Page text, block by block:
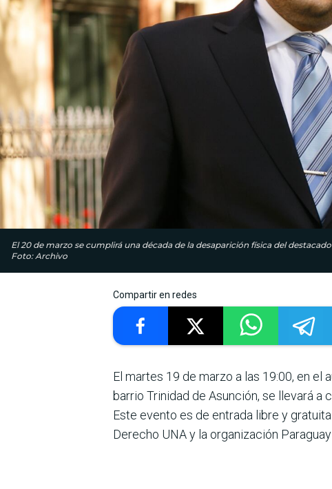
El 20 de marzo se cumplirá una década de la desaparición física del
Foto: Archivo
Compartir en redes
El martes 19 de marzo a las 19:00, en el
barrio Trinidad de Asunción, se llevará a
Este evento es de entrada libre y
Derecho UNA y la organización Paraguay